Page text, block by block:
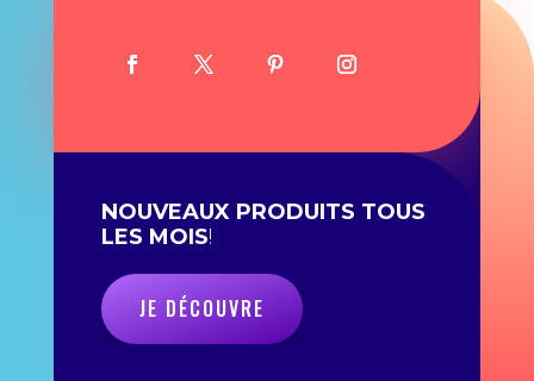
NOUVEAUX PRODUITS TOUS
LES MOIS!
JE DÉCOUVRE